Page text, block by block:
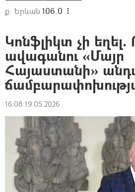
ք. Երևան 106.0
Կոնֆլիկտ չի
ավագանու «Մայր
Հայաստանի»
16:08 19.05.2026